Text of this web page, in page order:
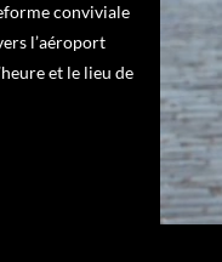
conviviale
l’aéroport
et le lieu de